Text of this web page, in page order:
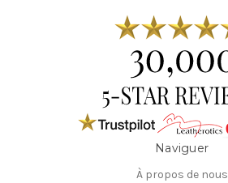
Naviguer
À propos de nous